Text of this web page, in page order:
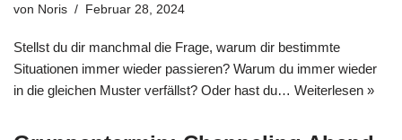
von Noris Februar 28, 2024
Stellst du dir manchmal die Frage, warum dir bestimmte
Situationen immer wieder passieren? Warum du immer wieder
in die gleichen Muster verfällst? Oder hast du… Weiterlesen »